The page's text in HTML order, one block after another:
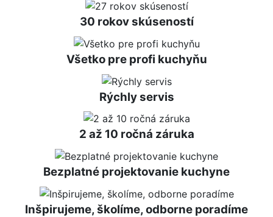
30 rokov skúseností
Všetko pre profi kuchyňu
Rýchly servis
2 až 10 ročná záruka
Bezplatné projektovanie kuchyne
Inšpirujeme, školíme, odborne poradíme